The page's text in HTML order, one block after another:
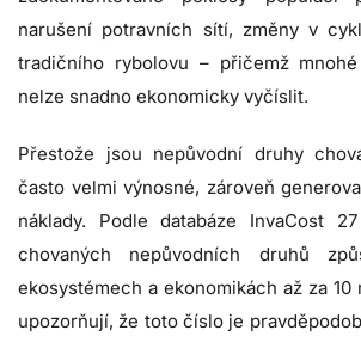
narušení potravních sítí, změny v
tradičního rybolovu – přičemž
nelze snadno ekonomicky vyčíslit.
Přestože jsou nepůvodní druhy
často velmi výnosné, zároveň
náklady. Podle databáze InvaCost
chovaných nepůvodních druhů
ekosystémech a ekonomikách až za 10
upozorňují, že toto číslo je